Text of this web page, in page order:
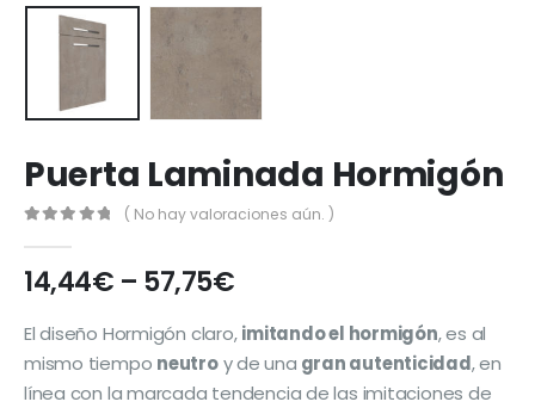
Puerta Laminada Hormigón
( No hay valoraciones aún. )
14,44€ – 57,75€
El diseño Hormigón claro,imitando el hormigón, es al
mismo tiempo neutroy de una gran autenticidad, en
línea con la marcada tendencia de las imitaciones de